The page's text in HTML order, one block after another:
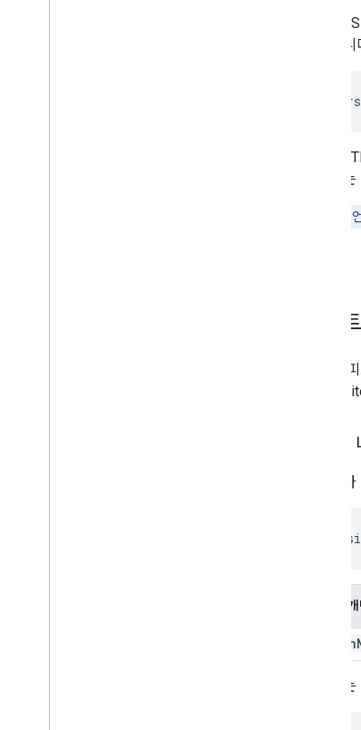
Google
사용합니
GData-
또는
사용하
: 클라
사이
사이트
다. G
사이트
사용자
https://
피드 매
domain
응답에